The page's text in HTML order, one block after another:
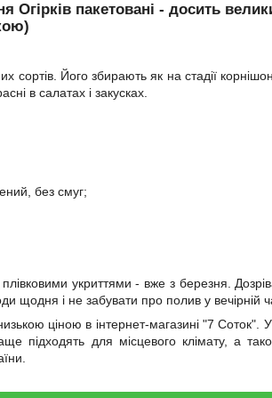
Огірків пакетовані - досить
Його збирають як на стадії
в салатах і закусках.
без смуг;
укриттями - вже з березня.
щодня і не забувати про полив у вечірній
ціною в інтернет-магазині "7 Соток".
підходять для місцевого клімату, а